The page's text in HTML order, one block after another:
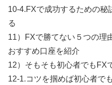
10-4.FXで成功するための
る
11）FXで勝てない５つの理
おすすめ口座を紹介
12）そもそも初心者でもFX
12-1.コツを掴めば初心者で